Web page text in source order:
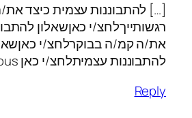
[…] להתבוננות עצמית כיצד
רגשותייךלחצ/י כאןשאלון
את/ה קמ/ה בבוקרלחצ/י
להתבוננות עצמיתלחצ/י כאן Previous […]
Reply